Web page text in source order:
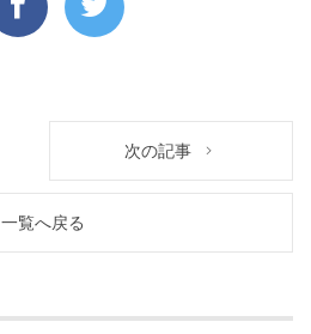
次の記事
一覧へ戻る